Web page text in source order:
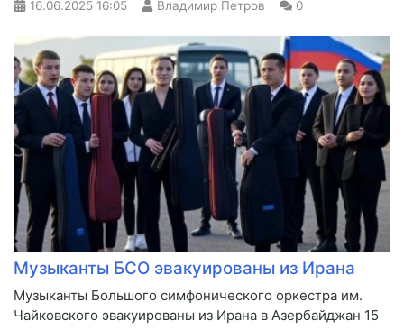
16.06.2025 16:05 Владимир Петров 0
Музыканты БСО эвакуированы из Ирана
Музыканты Большого симфонического оркестра им.
Чайковского эвакуированы из Ирана в Азербайджан 15